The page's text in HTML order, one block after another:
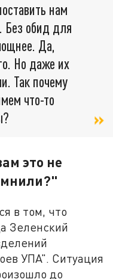
нам
Без обид для
Да,
Но даже их
Так почему
что-то
это не
в том, что
Зеленский
УПА". Ситуация
до